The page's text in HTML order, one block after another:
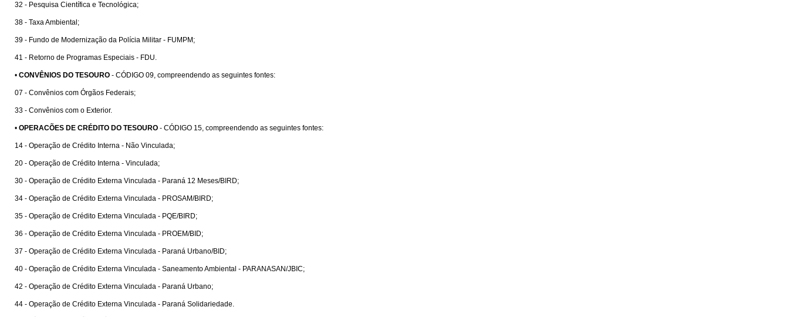
32 - Pesquisa Científica e Tecnológica;
38 - Taxa Ambiental;
39 - Fundo de Modernização da Polícia Militar - FUMPM;
41 - Retorno de Programas Especiais - FDU.
• CONVÊNIOS DO TESOURO - CÓDIGO 09, compreendendo as seguintes fontes:
07 - Convênios com Órgãos Federais;
33 - Convênios com o Exterior.
• OPERACÕES DE CRÉDITO DO TESOURO - CÓDIGO 15, compreendendo as seguintes fontes:
14 - Operação de Crédito Interna - Não Vinculada;
20 - Operação de Crédito Interna - Vinculada;
30 - Operação de Crédito Externa Vinculada - Paraná 12 Meses/BIRD;
34 - Operação de Crédito Externa Vinculada - PROSAM/BIRD;
35 - Operação de Crédito Externa Vinculada - PQE/BIRD;
36 - Operação de Crédito Externa Vinculada - PROEM/BID;
37 - Operação de Crédito Externa Vinculada - Paraná Urbano/BID;
40 - Operação de Crédito Externa Vinculada - Saneamento Ambiental - PARANASAN/JBIC;
42 - Operação de Crédito Externa Vinculada - Paraná Urbano;
44 - Operação de Crédito Externa Vinculada - Paraná Solidariedade.